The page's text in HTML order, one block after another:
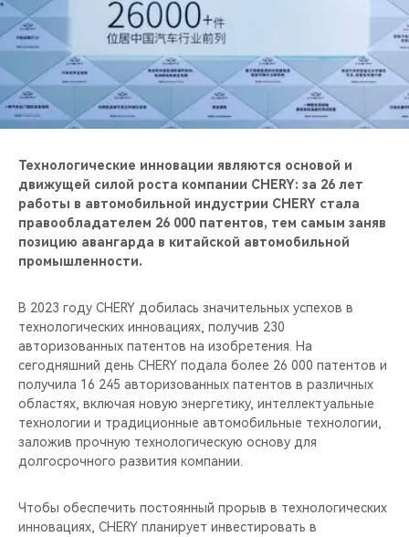
CHERY И СПОРТ
НАШИ МЕРОПРИЯТИЯ
CHERY ДЛЯ ДЕТЕЙ
Технологические инновации являются основой и
движущей силой роста компании CHERY: за 26 лет
работы в автомобильной индустрии CHERY стала
правообладателем 26 000 патентов, тем самым заняв
позицию авангарда в китайской автомобильной
промышленности.
В 2023 году CHERY добилась значительных успехов в
технологических инновациях, получив 230
авторизованных патентов на изобретения. На
сегодняшний день CHERY подала более 26 000 патентов и
получила 16 245 авторизованных патентов в различных
областях, включая новую энергетику, интеллектуальные
технологии и традиционные автомобильные технологии,
заложив прочную технологическую основу для
долгосрочного развития компании.
Чтобы обеспечить постоянный прорыв в технологических
инновациях, CHERY планирует инвестировать в